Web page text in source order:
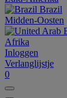
Brazil
Midden-Oosten
Afrika
Inloggen
Verlanglijstje
0